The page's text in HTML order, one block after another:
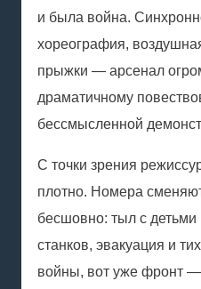
и была война.
хореография,
прыжки — арсенал
драматичному
бессмысленной
С точки зрения
плотно. Номера
бесшовно: тыл с
станков, эвакуация и
войны, вот уже фронт